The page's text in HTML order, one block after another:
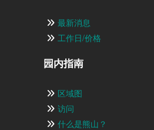
最新消息
工作日/价格
园内指南
区域图
访问
什么是熊山？